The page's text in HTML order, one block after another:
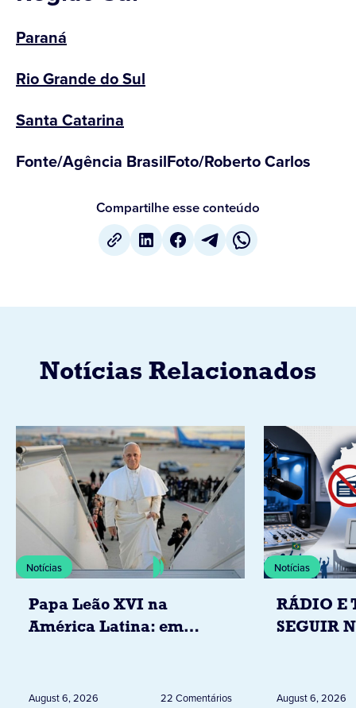
Paraná
Rio Grande do Sul
Santa Catarina
Fonte/Agência BrasilFoto/Roberto Carlos
Compartilhe esse conteúdo
Notícias Relacionados
Notícias
Papa Leão XVI na
América Latina: em
Peru
August 6, 2026 22 Comentários
Notícias
RÁDIO E
SEGUIR
DESTA
August 6, 2026